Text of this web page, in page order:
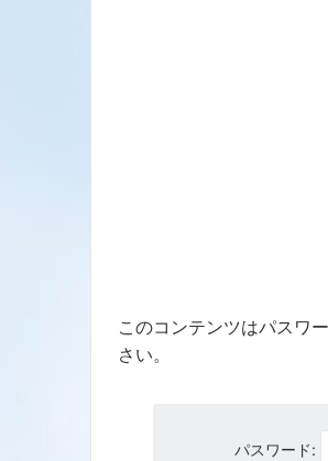
このコンテンツはパスワ
さい。
パスワード: